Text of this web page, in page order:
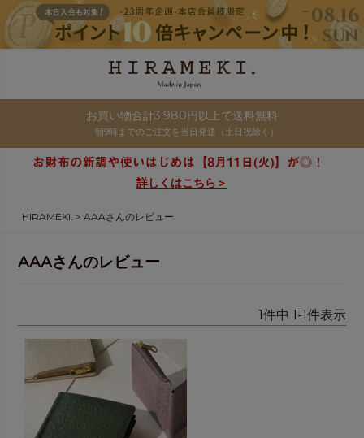
お買い物合計3,980円以上で送料無料
朝9時までのご注文を当日発送（土日祝除く）
詳しくはこちら＞
HIRAMEKI. AAAさんのレビュー
AAAさんのレビュー
1件中 1 -1件表示